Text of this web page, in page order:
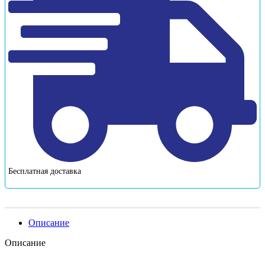
Бесплатная доставка
Описание
Описание